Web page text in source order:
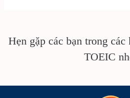
Hẹn gặp các bạn trong
TOEIC